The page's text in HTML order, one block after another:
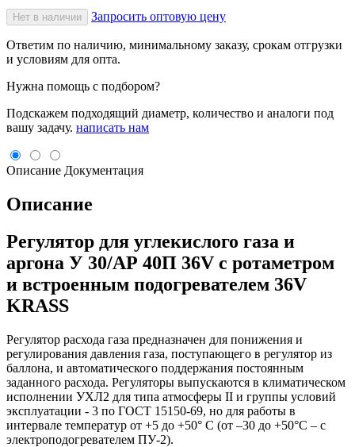
Нет в наличии Запросить оптовую цену
Ответим по наличию, минимальному заказу, срокам отгрузки
и условиям для опта.
Нужна помощь с подбором?
Подскажем подходящий диаметр, количество и аналоги под
вашу задачу. написать нам
Описание Документация
Описание
Регулятор для углекислого газа и
аргона У 30/АР 40П 36V с ротаметром
и встроенным подогревателем 36V
KRASS
Регулятор расхода газа предназначен для понижения и
регулирования давления газа, поступающего в регулятор из
баллона, и автоматического поддержания постоянным
заданного расхода. Регуляторы выпускаются в климатическом
исполнении УХЛ2 для типа атмосферы II и группы условий
эксплуатации - 3 по ГОСТ 15150-69, но для работы в
интервале температур от +5 до +50° С (от –30 до +50°С – с
электроподогревателем ПУ-2).